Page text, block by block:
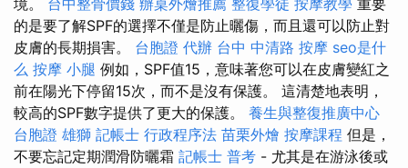
境。 台中整骨價錢 辦桌外燴推薦 整復學徒 按摩教學 重要
的是要了解SPF的選擇不僅是防止曬傷，而且還可以防止對
皮膚的長期損害。 台胞證 代辦 台中 中清路 按摩 seo是什
么 按摩 小腿 例如，SPF值15，意味著您可以在皮膚變紅之
前在陽光下停留15次，而不是沒有保護。 這清楚地表明，
較高的SPF數字提供了更大的保護。 養生與整復推廣中心
台胞證 雄獅 記帳士 行政程序法 苗栗外燴 按摩課程 但是，
不要忘記定期潤滑防曬霜 記帳士 普考 - 尤其是在游泳後或